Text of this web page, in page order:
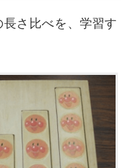
さ比べを、学習す